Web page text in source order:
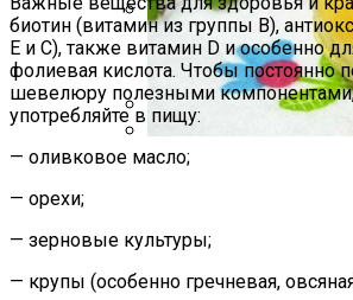
Какие Растения
Любви И Богатства
17 Вещей, Которых У
Быть В Гардеробе
Пирожки С Мясом
биотин (витамин из группы В),
Е и С), также витамин D и особенно
фолиевая кислота. Чтобы постоянно
шевелюру полезными компонентами,
употребляйте в пищу:
— оливковое масло;
— орехи;
— зерновые культуры;
— крупы (особенно гречневая,